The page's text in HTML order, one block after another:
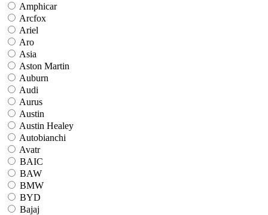
Amphicar
Arcfox
Ariel
Aro
Asia
Aston Martin
Auburn
Audi
Aurus
Austin
Austin Healey
Autobianchi
Avatr
BAIC
BAW
BMW
BYD
Bajaj